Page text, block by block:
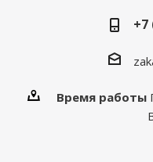
+7
Время работы